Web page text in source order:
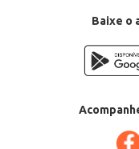
Baixe o